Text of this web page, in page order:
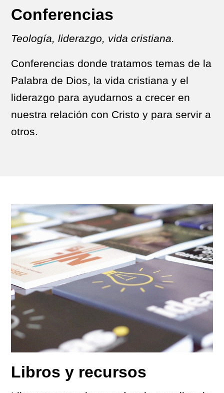
Conferencias
Teología, liderazgo, vida cristiana.
Conferencias donde tratamos temas de la
Palabra de Dios, la vida cristiana y el
liderazgo para ayudarnos a crecer en
nuestra relación con Cristo y para servir a
otros.
Libros y recursos